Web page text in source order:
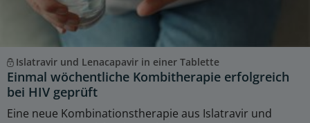
Islatravir und Lenacapavir in einer Tablette
Einmal wöchentliche Kombitherapie erfolgreich
bei HIV geprüft
Eine neue Kombinationstherapie aus Islatravir und